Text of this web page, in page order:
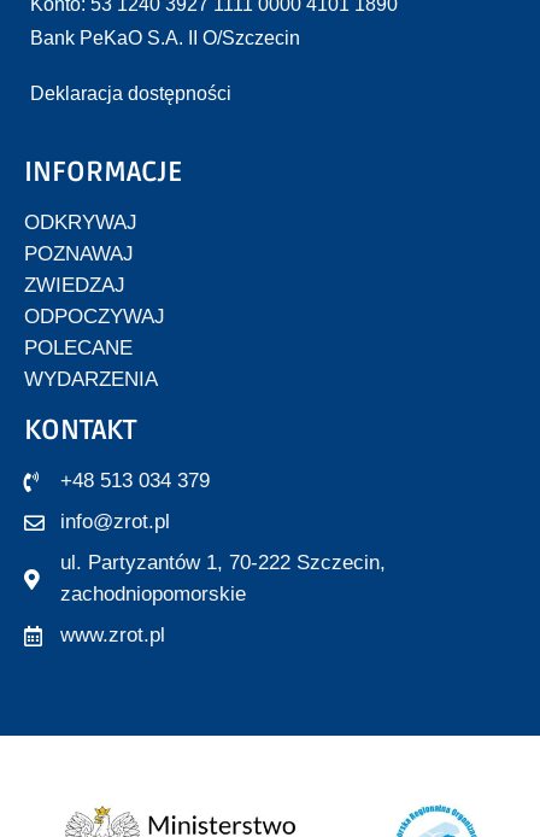
Konto: 53 1240 3927 1111 0000 4101 1890
Bank PeKaO S.A. II O/Szczecin
Deklaracja dostępności
INFORMACJE
ODKRYWAJ
POZNAWAJ
ZWIEDZAJ
ODPOCZYWAJ
POLECANE
WYDARZENIA
KONTAKT
+48 513 034 379
info@zrot.pl
ul. Partyzantów 1, 70-222 Szczecin,
zachodniopomorskie
www.zrot.pl